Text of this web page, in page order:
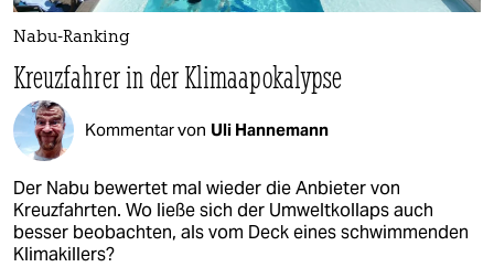
Nabu-Ranking
Kreuzfahrer in der Klimaapokalypse
Kommentar von Uli Hannemann
Der Nabu bewertet mal wieder die Anbieter von
Kreuzfahrten. Wo ließe sich der Umweltkollaps auch
besser beobachten, als vom Deck eines schwimmenden
Klimakillers?